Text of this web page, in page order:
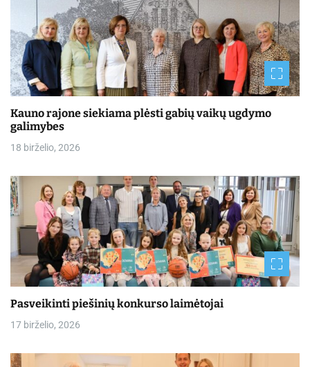
Kauno rajone siekiama plėsti gabių vaikų ugdymo
galimybes
18 birželio, 2026
Pasveikinti piešinių konkurso laimėtojai
17 birželio, 2026